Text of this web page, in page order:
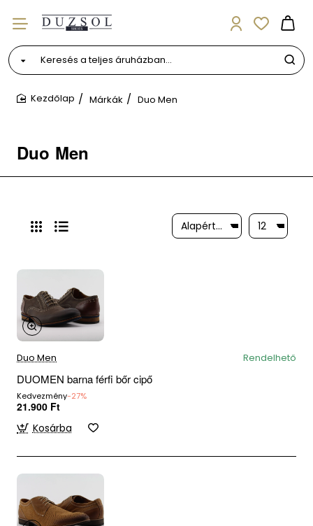
Keresés
teljes
áruházban...
Duo Men
Márkák Duo Men
Duo Men Rendelhető
DUOMEN barna férfi bőr cipő
Kedvezmény-27%
21.900 Ft
Kosárba